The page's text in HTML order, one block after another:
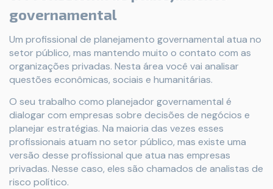
governamental
Um profissional de planejamento governamental atua no
setor público, mas mantendo muito o contato com as
organizações privadas. Nesta área você vai analisar
questões econômicas, sociais e humanitárias.
O seu trabalho como planejador governamental é
dialogar com empresas sobre decisões de negócios e
planejar estratégias. Na maioria das vezes esses
profissionais atuam no setor público, mas existe uma
versão desse profissional que atua nas empresas
privadas. Nesse caso, eles são chamados de analistas de
risco político.